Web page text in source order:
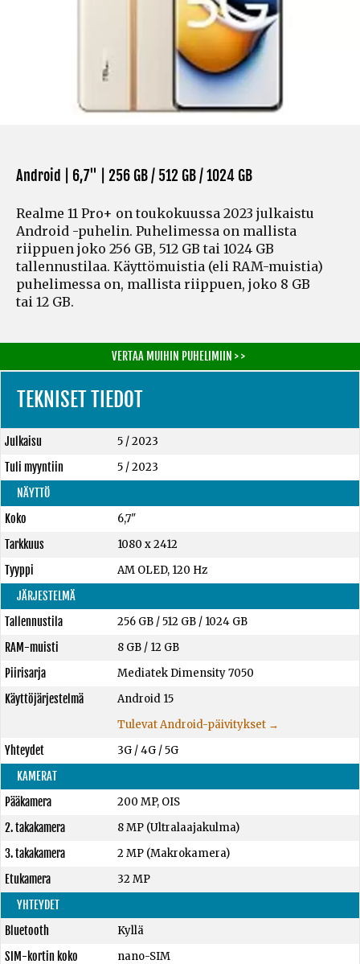
Android | 6,7" | 256 GB / 512 GB / 1024 GB
Realme 11 Pro+ on toukokuussa 2023 julkaistu
Android -puhelin. Puhelimessa on mallista
riippuen joko 256 GB, 512 GB tai 1024 GB
tallennustilaa. Käyttömuistia (eli RAM-muistia)
puhelimessa on, mallista riippuen, joko 8 GB
tai 12 GB.
VERTAA MUIHIN PUHELIMIIN > >
TEKNISET TIEDOT
Julkaisu
5 / 2023
Tuli myyntiin
5 / 2023
NÄYTTÖ
Koko
6,7"
Tarkkuus
1080 x 2412
Tyyppi
AM OLED, 120 Hz
JÄRJESTELMÄ
Tallennustila
256 GB/512 GB/ 1024 GB
RAM-muisti
8 GB/ 12 GB
Piirisarja
Mediatek Dimensity 7050
Käyttöjärjestelmä
Android 15
Tulevat Android-päivitykset →
Yhteydet
3G / 4G / 5G
KAMERAT
Pääkamera
200 MP, OIS
2. takakamera
8 MP (Ultralaajakulma)
3. takakamera
2 MP (Makrokamera)
Etukamera
32 MP
YHTEYDET
Bluetooth
Kyllä
SIM-kortin koko
nano-SIM